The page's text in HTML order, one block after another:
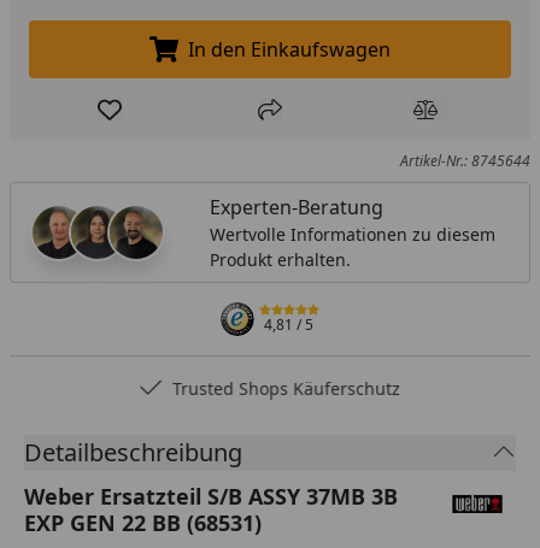
In den Einkaufswagen legen
In den Einkaufswagen
Produkt zur Wunschliste hinzufügen
Teilen Produkt
Artikel-Nr.: 8745644
Experten-Beratung
Wertvolle Informationen zu diesem
Produkt erhalten.
4,81/ 5
Trusted Shops Käuferschutz
Detailbeschreibung
Weber Ersatzteil S/B ASSY 37MB 3B
EXP GEN 22 BB (68531)